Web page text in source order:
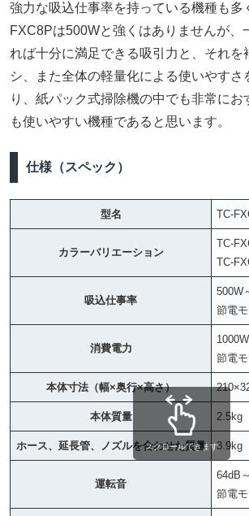
強力な吸込仕事率を持っている機種も多
FXC8Pは500Wと強くはありませんが、
れば十分に満足できる吸引力と、それを
シ、また全体の軽量化による使いやすさ
り、紙パック式掃除機の中でも非常にお
も使いやすい機種であると思います。
仕様（スペック）
型名 TC-
カラーバリエーション
TC-
TC-
吸込仕事率
500W
節電
消費電力
節電
本体寸法（幅×奥行×高さ）
本体質量 2.5kg
ホース、延長管、ノズルを合わせた質量 3.9kg
運転音
64dB
節電
スクロールできます